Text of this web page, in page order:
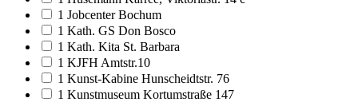
1 Jobcenter Bochum
1 Kath. GS Don Bosco
1 Kath. Kita St. Barbara
1 KJFH Amtstr.10
1 Kunst-Kabine Hunscheidtstr. 76
1 Kunstmuseum Kortumstraße 147